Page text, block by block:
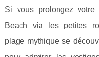
Si vous prolongez votre
Beach via les petites
plage mythique se